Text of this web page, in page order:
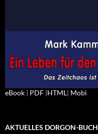
eBook | PDF |HTML| Mobi
AKTUELLES DORGON-BUCH